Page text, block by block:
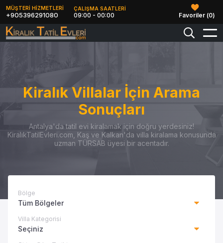
MÜŞTERİ HİZMETLERİ
+905396291080
ÇALIŞMA SAATLERİ
09:00 - 00:00 Favoriler (0)
Kiralık Villalar İçin Arama
Sonuçları
Antalya'da tatil evi kiralamak için doğru yerdesiniz!
KiralıkTatilEvleri.com, Kaş ve Kalkan'da villa kiralama konusunda
uzman TÜRSAB üyesi bir acentadır.
Bölge
Tüm Bölgeler
Villa Kategorisi
Seçiniz